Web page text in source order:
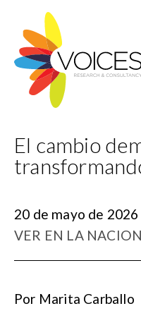
El cambio
20 de mayo de
VER EN LA NACION
Por Marita Carballo